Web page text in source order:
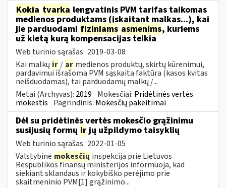
Kokia tvarka lengvatinis PVM tarifas taikomas
medienos produktams (įskaitant malkas...), kai
jie parduodami fiziniams asmenims, kuriems
už kietą kurą kompensacijas teikia
Web turinio sąrašas 2019-03-08
Kai malkų ir / ar medienos produktų, skirtų kūrenimui,
pardavimui išrašoma PVM sąskaita faktūra (kasos kvitas
neišduodamas), tai parduodamų malkų /...
Metai (Archyvas): 2019 Mokesčiai: Pridėtinės vertės
mokestis Pagrindinis: Mokesčių pakeitimai
Dėl su pridėtinės vertės mokesčio grąžinimu
susijusių formų irjų užpildymo taisyklių
Web turinio sąrašas 2022-01-05
Valstybinė mokesčių inspekcija prie Lietuvos
Respublikos finansų ministerijos informuoja, kad
siekiant sklandaus ir kokybiško perėjimo prie
skaitmeninio PVM[1] grąžinimo...